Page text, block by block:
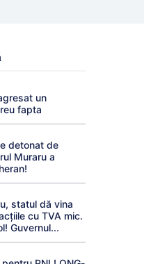
un
fapta
detonat de
Muraru a
statul dă vina
cu TVA mic.
Guvernul...